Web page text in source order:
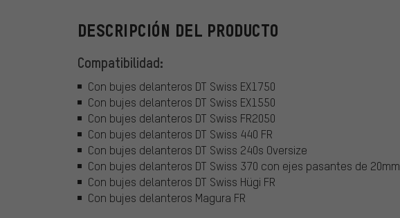
DESCRIPCIÓN DEL PRODUCTO
Compatibilidad:
Con bujes delanteros DT Swiss EX1750
Con bujes delanteros DT Swiss EX1550
Con bujes delanteros DT Swiss FR2050
Con bujes delanteros DT Swiss 440 FR
Con bujes delanteros DT Swiss 240s Oversize
Con bujes delanteros DT Swiss 370 con ejes pasantes de 20mm
Con bujes delanteros DT Swiss Hügi FR
Con bujes delanteros Magura FR